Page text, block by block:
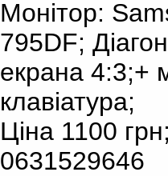
Монітор:
795DF;
екрана 4:3;+
клавіатура;
Ціна 1100
0631529646